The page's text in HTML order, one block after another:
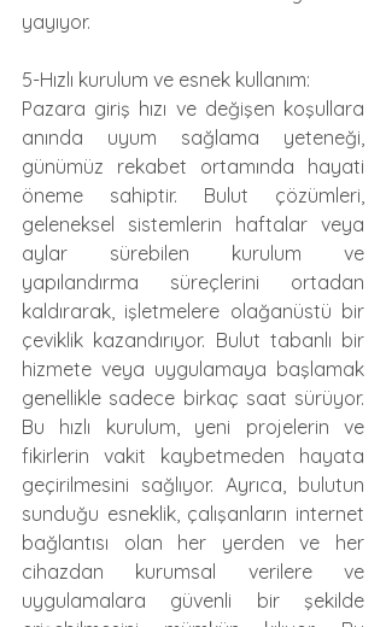
yayıyor.
5-Hızlı kurulum ve esnek kullanım:
Pazara giriş hızı ve değişen koşullara
anında uyum sağlama yeteneği,
günümüz rekabet ortamında hayati
öneme sahiptir. Bulut çözümleri,
geleneksel sistemlerin haftalar veya
aylar sürebilen kurulum ve
yapılandırma süreçlerini ortadan
kaldırarak, işletmelere olağanüstü bir
çeviklik kazandırıyor. Bulut tabanlı bir
hizmete veya uygulamaya başlamak
genellikle sadece birkaç saat sürüyor.
Bu hızlı kurulum, yeni projelerin ve
fikirlerin vakit kaybetmeden hayata
geçirilmesini sağlıyor. Ayrıca, bulutun
sunduğu esneklik, çalışanların internet
bağlantısı olan her yerden ve her
cihazdan kurumsal verilere ve
uygulamalara güvenli bir şekilde